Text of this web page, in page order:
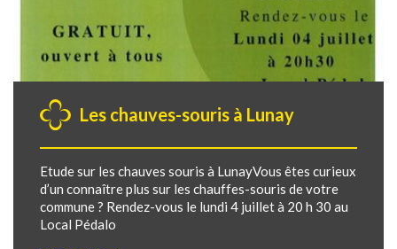
Les chauves-souris à Lunay
Etude sur les chauves souris à LunayVous êtes curieux
d’un connaître plus sur les chauffes-souris de votre
commune ? Rendez-vous le lundi 4 juillet à 20 h 30 au
Local Pédalo